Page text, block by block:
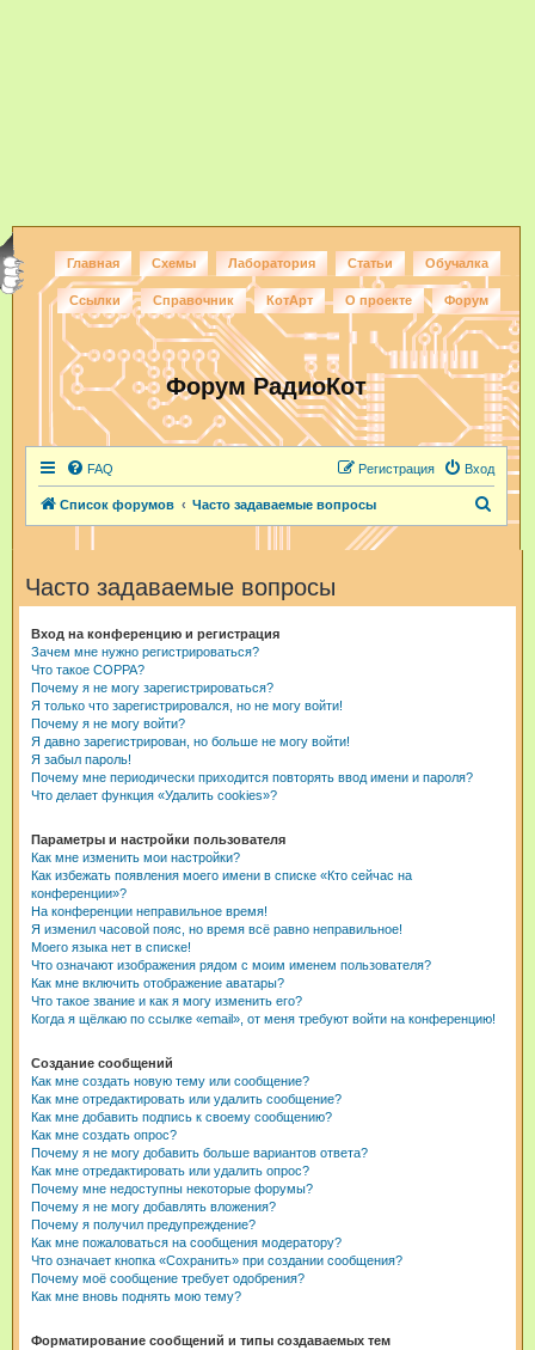
Главная Схемы Лаборатория Статьи Обучалка
Ссылки Справочник КотАрт О проекте Форум
Форум РадиоКот
FAQ Вход
Регистрация
Список форумов Часто задаваемые вопросы
Часто задаваемые вопросы
Вход на конференцию и регистрация
Зачем мне нужно регистрироваться?
Что такое COPPA?
Почему я не могу зарегистрироваться?
Я только что зарегистрировался, но не могу войти!
Почему я не могу войти?
Я давно зарегистрирован, но больше не могу войти!
Я забыл пароль!
Почему мне периодически приходится повторять ввод имени и пароля?
Что делает функция «Удалить cookies»?
Параметры и настройки пользователя
Как мне изменить мои настройки?
Как избежать появления моего имени в списке «Кто сейчас на
конференции»?
На конференции неправильное время!
Я изменил часовой пояс, но время всё равно неправильное!
Моего языка нет в списке!
Что означают изображения рядом с моим именем пользователя?
Как мне включить отображение аватары?
Что такое звание и как я могу изменить его?
Когда я щёлкаю по ссылке «email», от меня требуют войти на конференцию!
Создание сообщений
Как мне создать новую тему или сообщение?
Как мне отредактировать или удалить сообщение?
Как мне добавить подпись к своему сообщению?
Как мне создать опрос?
Почему я не могу добавить больше вариантов ответа?
Как мне отредактировать или удалить опрос?
Почему мне недоступны некоторые форумы?
Почему я не могу добавлять вложения?
Почему я получил предупреждение?
Как мне пожаловаться на сообщения модератору?
Что означает кнопка «Сохранить» при создании сообщения?
Почему моё сообщение требует одобрения?
Как мне вновь поднять мою тему?
Форматирование сообщений и типы создаваемых тем